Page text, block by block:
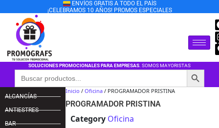
ENVÍOS GRATIS A TODO EL PAÍS
¡CELEBRAMOS 10 AÑOS! PROMOS ESPECIALES
SOLUCIONES PROMOCIONALES PARA EMPRESAS. SOMOS MAYORISTAS
Buscar: Botón de
ALCANCÍAS
ANTIESTRES
BAR
Inicio /Oficina / PROGRAMADOR PRISTINA
PROGRAMADOR PRISTINA
Category Oficina